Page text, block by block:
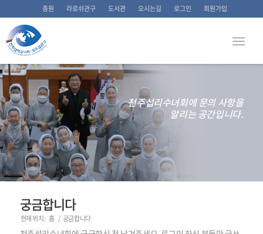
총원 라로쉬관구 도서관 오시는길 로그인 회원가입
천주섭리수녀회에 문의 사항을
알리는 공간입니다.
궁금합니다
현재 위치: 홈 / 궁금합니다